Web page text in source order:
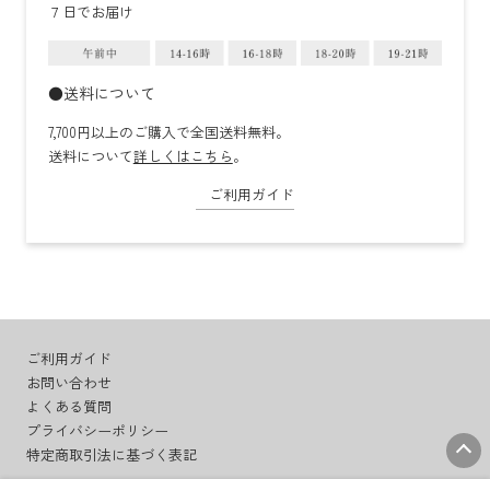
７日でお届け
●送料について
7,700円以上のご購入で全国送料無料。
送料について詳しくはこちら。
ご利用ガイド
ご利用ガイド
お問い合わせ
よくある質問
プライバシーポリシー
特定商取引法に基づく表記